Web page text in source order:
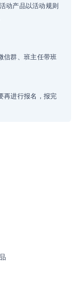
两届优秀教师 教学
职教学工作多年，
能根据学员的实际
耐心细致，让每次
应用，上海公安P
Excel + PPT商务
佛山、东莞、珠海
企业：汤姆森中国
、住润电装PPT商
意法半导体Power
度北京总部、碧桂
动产品以活动规则
信群、班主任带班
再进行报名，报完